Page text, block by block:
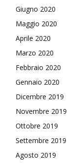
Giugno 2020
Maggio 2020
Aprile 2020
Marzo 2020
Febbraio 2020
Gennaio 2020
Dicembre 2019
Novembre 2019
Ottobre 2019
Settembre 2019
Agosto 2019